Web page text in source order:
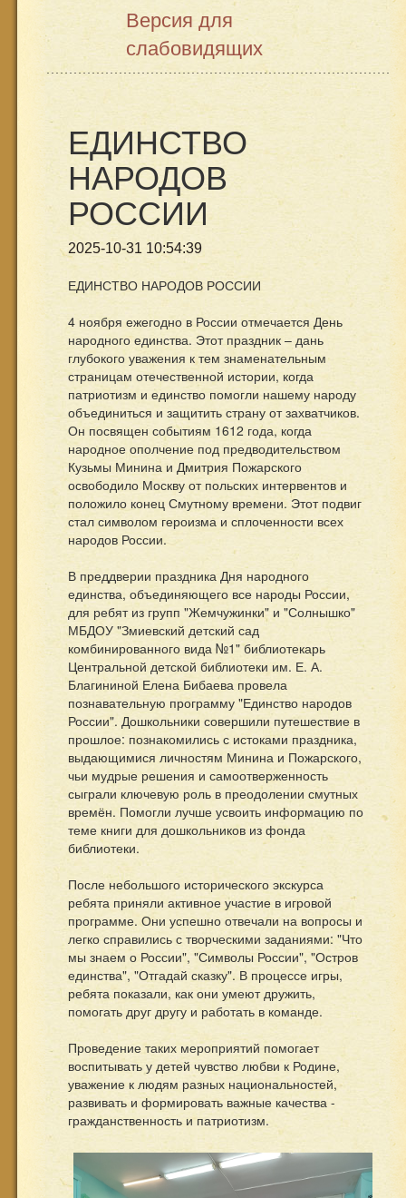
Версия для
слабовидящих
ЕДИНСТВО
НАРОДОВ
РОССИИ
2025-10-31 10:54:39
ЕДИНСТВО НАРОДОВ РОССИИ⁣
4 ноября ежегодно в России отмечается День
народного единства. Этот праздник – дань
глубокого уважения к тем знаменательным
страницам отечественной истории, когда
патриотизм и единство помогли нашему народу
объединиться и защитить страну от захватчиков.
Он посвящен событиям 1612 года, когда
народное ополчение под предводительством
Кузьмы Минина и Дмитрия Пожарского
освободило Москву от польских интервентов и
положило конец Смутному времени. Этот подвиг
стал символом героизма и сплоченности всех
народов России.
⁣В преддверии праздника Дня народного
единства, объединяющего все народы России,
для ребят из групп "Жемчужинки" и "Солнышко"
МБДОУ "Змиевский детский сад
комбинированного вида №1" библиотекарь
Центральной детской библиотеки им. Е. А.
Благининой Елена Бибаева провела
познавательную программу "Единство народов
России". Дошкольники совершили путешествие в
прошлое: познакомились с истоками праздника,
выдающимися личностям Минина и Пожарского,
чьи мудрые решения и самоотверженность
сыграли ключевую роль в преодолении смутных
времён. Помогли лучше усвоить информацию по
теме книги для дошкольников из фонда
библиотеки.
⁣После небольшого исторического экскурса
ребята приняли активное участие в игровой
программе. Они успешно отвечали на вопросы и
легко справились с творческими заданиями: "Что
мы знаем о России", "Символы России", "Остров
единства", "Отгадай сказку". В процессе игры,
ребята показали, как они умеют дружить,
помогать друг другу и работать в команде.
⁣Проведение таких мероприятий помогает
воспитывать у детей чувство любви к Родине,
уважение к людям разных национальностей,
развивать и формировать важные качества -
гражданственность и патриотизм.